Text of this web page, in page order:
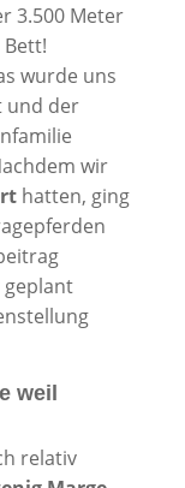
3.500 Meter
wurde uns
und der
wir
hatten, ging
weil
relativ